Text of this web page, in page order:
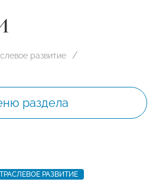
развитие
раздела
РАЗВИТИЕ